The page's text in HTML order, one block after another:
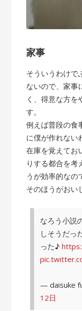
家事
そういうわけで
ないので、家事
く、得意な方
す。
例えば普段の食
に僕が作れない
在庫を覚えてお
りする都合を考
うが効率的なの
そのほうがおい
なろう小説
しそうだっ
った♪
— daisuke
12日